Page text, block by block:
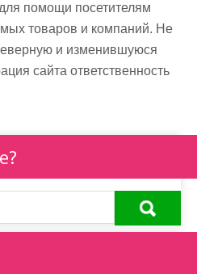
помощи посетителям
товаров и компаний. Не
и изменившуюся
сайта ответственность